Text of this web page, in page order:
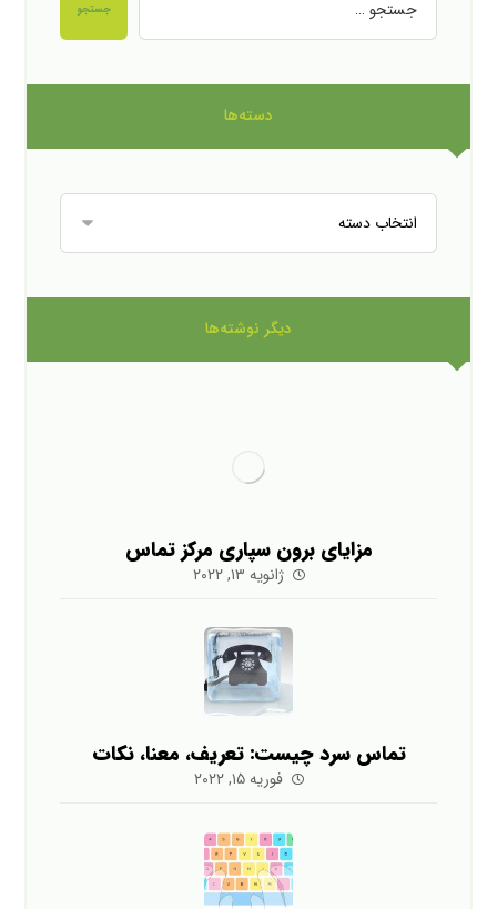
جستجو
دسته‌ها
دیگر نوشته‌ها
مزایای برون سپاری مرکز تماس
ژانویه ۱۳, ۲۰۲۲
تماس سرد چیست: تعریف، معنا، نکات
فوریه ۱۵, ۲۰۲۲